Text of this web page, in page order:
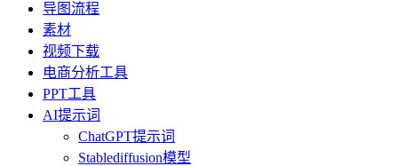
导图流程
素材
视频下载
电商分析工具
PPT工具
AI提示词
ChatGPT提示词
Stablediffusion模型